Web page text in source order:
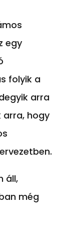
egy
folyik a
arra
hogy
áll,
még